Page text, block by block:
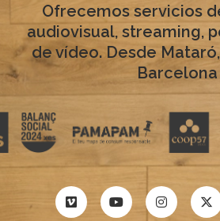
Ofrecemos servicios
audiovisual, streaming,
de vídeo. Desde
Barcelona